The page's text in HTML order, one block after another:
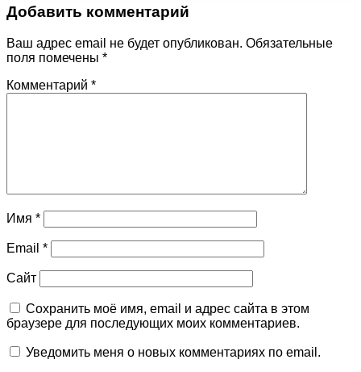
Добавить комментарий
Ваш адрес email не будет опубликован. Обязательные
поля помечены *
Комментарий *
Имя *
Email *
Сайт
Сохранить моё имя, email и адрес сайта в этом
браузере для последующих моих комментариев.
Уведомить меня о новых комментариях по email.